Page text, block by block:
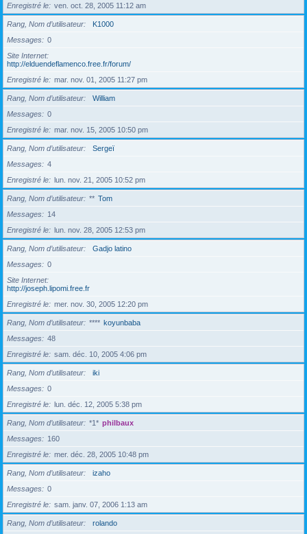
Enregistré le
ven. oct. 28, 2005 11:12 am
Rang, Nom d’utilisateur
K1000
Messages
0
Site Internet
http://elduendeflamenco.free.fr/forum/
Enregistré le
mar. nov. 01, 2005 11:27 pm
Rang, Nom d’utilisateur
William
Messages
0
Enregistré le
mar. nov. 15, 2005 10:50 pm
Rang, Nom d’utilisateur
Sergeï
Messages
4
Enregistré le
lun. nov. 21, 2005 10:52 pm
Rang, Nom d’utilisateur ** Tom
Messages
14
Enregistré le
lun. nov. 28, 2005 12:53 pm
Rang, Nom d’utilisateur
Gadjo latino
Messages
0
Site Internet
http://joseph.lipomi.free.fr
Enregistré le
mer. nov. 30, 2005 12:20 pm
Rang, Nom d’utilisateur **** koyunbaba
Messages
48
Enregistré le
sam. déc. 10, 2005 4:06 pm
Rang, Nom d’utilisateur
iki
Messages
0
Enregistré le
lun. déc. 12, 2005 5:38 pm
Rang, Nom d’utilisateur *1* philbaux
Messages
160
Enregistré le
mer. déc. 28, 2005 10:48 pm
Rang, Nom d’utilisateur
izaho
Messages
0
Enregistré le
sam. janv. 07, 2006 1:13 am
Rang, Nom d’utilisateur
rolando